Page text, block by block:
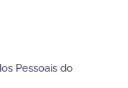
Pessoais do